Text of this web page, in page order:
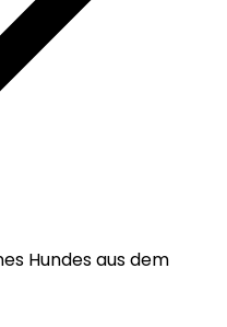
Hundes aus dem